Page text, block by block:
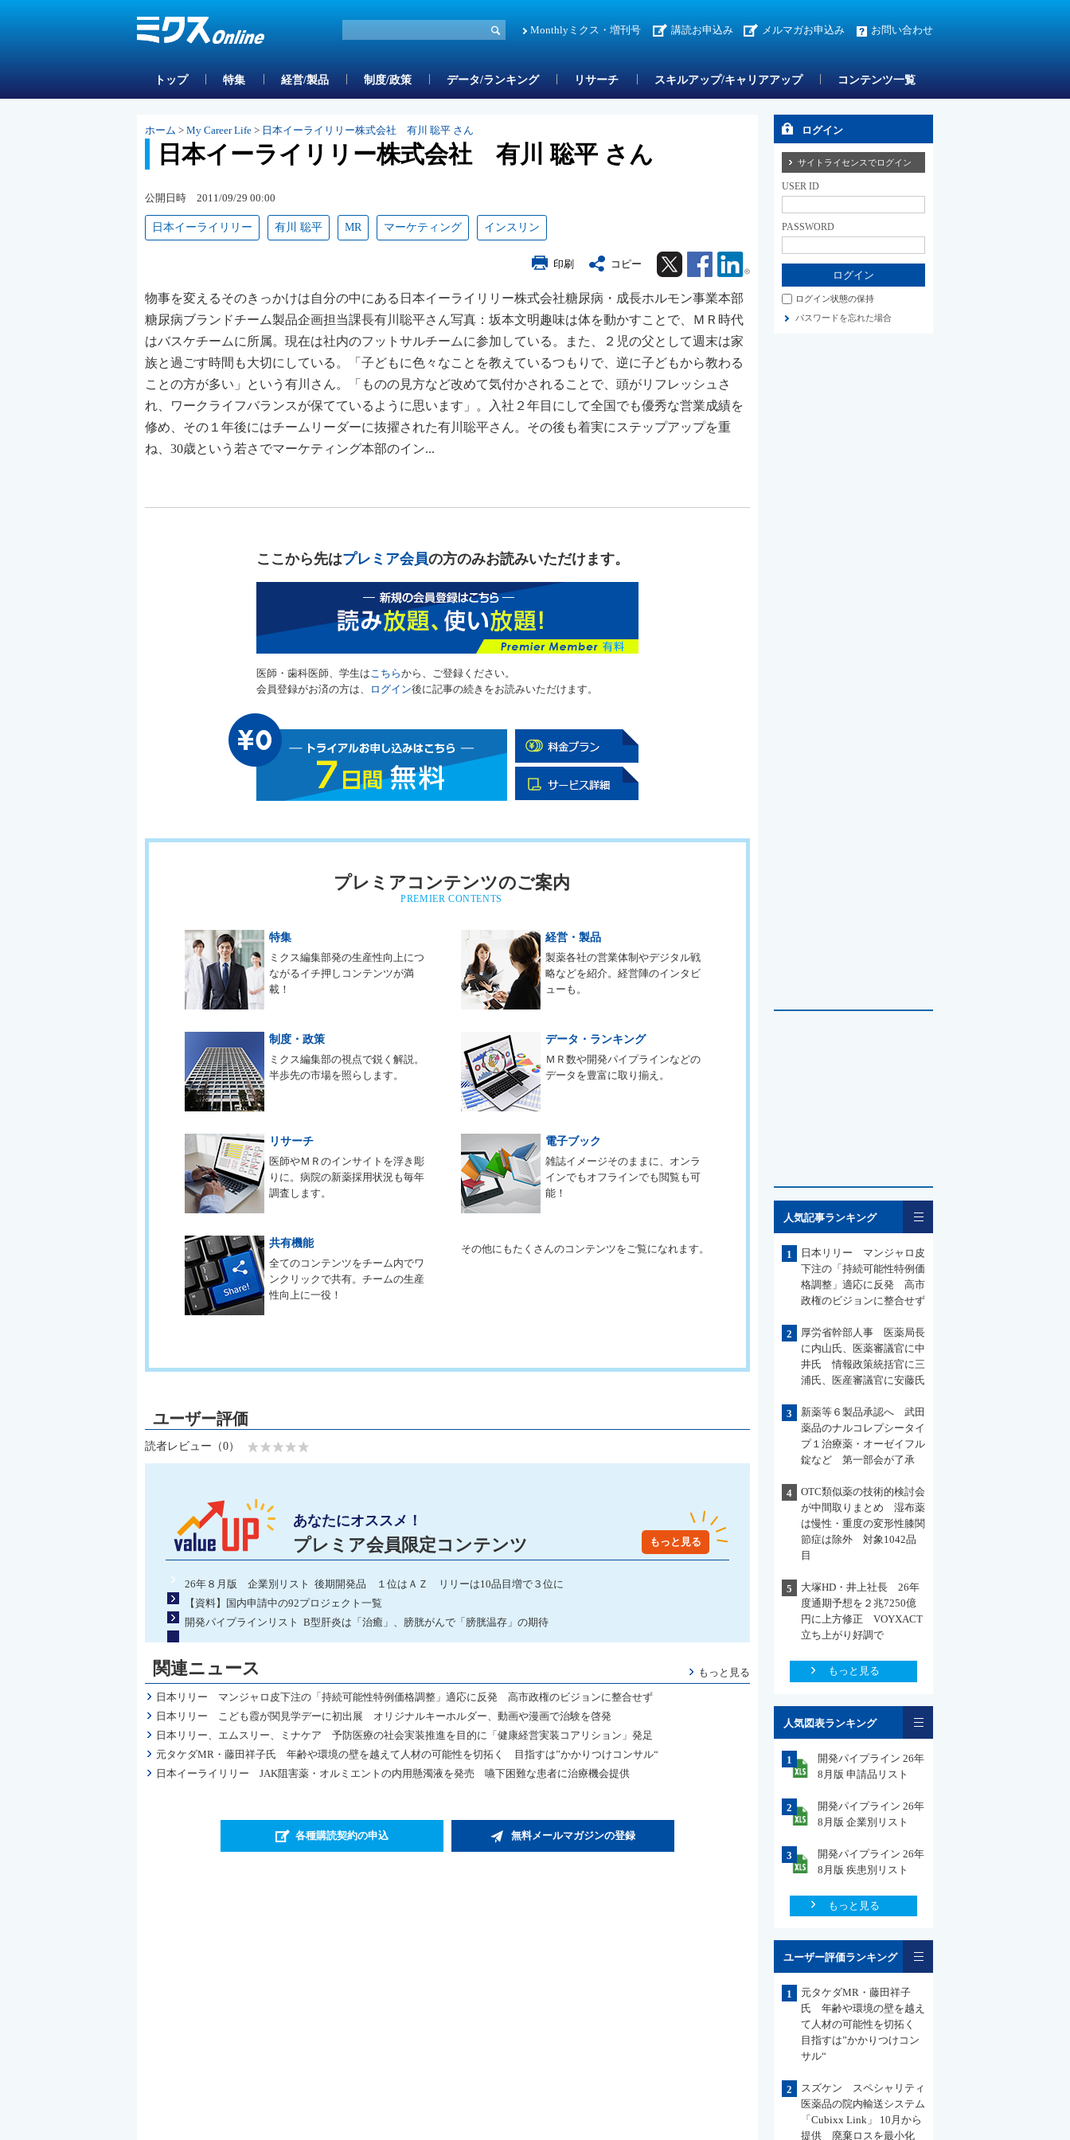
Monthlyミクス・増刊号 講読お申込み メルマガお申込み お問い合わせ
トップ 特集 経営/製品 制度/政策 データ/ランキング リサーチ スキルアップ/キャリアアップ コンテンツ一覧
ホーム > My Career Life > 日本イーライリリー株式会社 有川 聡平 さん
日本イーライリリー株式会社 有川 聡平 さん
公開日時 2011/09/29 00:00
日本イーライリリー 有川 聡平 MR マーケティング インスリン
印刷 コピー Twitter Facebook
物事を変えるそのきっかけは自分の中にある日本イーライリリー株式会社糖尿病・成長ホルモン事業本部
糖尿病ブランドチーム製品企画担当課長有川聡平さん写真：坂本文明趣味は体を動かすことで、ＭＲ時代
はバスケチームに所属。現在は社内のフットサルチームに参加している。また、２児の父として週末は家
族と過ごす時間も大切にしている。「子どもに色々なことを教えているつもりで、逆に子どもから教わる
ことの方が多い」という有川さん。「ものの見方など改めて気付かされることで、頭がリフレッシュさ
れ、ワークライフバランスが保てているように思います」。入社２年目にして全国でも優秀な営業成績を
修め、その１年後にはチームリーダーに抜擢された有川聡平さん。その後も着実にステップアップを重
ね、30歳という若さでマーケティング本部のイン...
ここから先はプレミア会員の方のみお読みいただけます。
医師・歯科医師、学生は こちらから、ご登録ください。
会員登録がお済の方は、
ログイン後に記事の続きをお読みいただけます。
プレミアコンテンツのご案内
PREMIER CONTENTS
特集
ミクス編集部発の生産性向上につ
ながるイチ押しコンテンツが満
載！
経営・製品
製薬各社の営業体制やデジタル戦
略などを紹介。経営陣のインタビ
ューも。
制度・政策
ミクス編集部の視点で鋭く解説。
半歩先の市場を照らします。
データ・ランキング
ＭＲ数や開発パイプラインなどの
データを豊富に取り揃え。
リサーチ
医師やＭＲのインサイトを浮き彫
りに。病院の新薬採用状況も毎年
調査します。
電子ブック
雑誌イメージそのままに、オンラ
インでもオフラインでも閲覧も可
能！
共有機能
全てのコンテンツをチーム内でワ
ンクリックで共有。チームの生産
性向上に一役！
その他にもたくさんのコンテンツをご覧になれます。
読者レビュー（0）
あなたにオススメ！
プレミア会員限定コンテンツ もっと見る
26年８月版 企業別リスト 後期開発品 １位はＡＺ リリーは10品目増で３位に
【資料】国内申請中の92プロジェクト一覧
開発パイプラインリスト B型肝炎は「治癒」、膀胱がんで「膀胱温存」の期待
関連ニュース もっと見る
日本リリー マンジャロ皮下注の「持続可能性特例価格調整」適応に反発 高市政権のビジョンに整合せず
日本リリー こども霞が関見学デーに初出展 オリジナルキーホルダー、動画や漫画で治験を啓発
日本リリー、エムスリー、ミナケア 予防医療の社会実装推進を目的に「健康経営実装コアリション」発足
元タケダMR・藤田祥子氏 年齢や環境の壁を越えて人材の可能性を切拓く 目指すは”かかりつけコンサル“
日本イーライリリー JAK阻害薬・オルミエントの内用懸濁液を発売 嚥下困難な患者に治療機会提供
各種購読契約の申込 無料メールマガジンの登録
ログイン
サイトライセンスでログイン
USER ID
PASSWORD
ログイン状態の保持
パスワードを忘れた場合
人気記事ランキング
1
日本リリー マンジャロ皮
下注の「持続可能性特例価
格調整」適応に反発 高市
政権のビジョンに整合せず
2
厚労省幹部人事 医薬局長
に内山氏、医薬審議官に中
井氏 情報政策統括官に三
浦氏、医産審議官に安藤氏
3
新薬等６製品承認へ 武田
薬品のナルコレプシータイ
プ１治療薬・オーゼイフル
錠など 第一部会が了承
4
OTC類似薬の技術的検討会
が中間取りまとめ 湿布薬
は慢性・重度の変形性膝関
節症は除外 対象1042品
目
5
大塚HD・井上社長 26年
度通期予想を２兆7250億
円に上方修正 VOYXACT
立ち上がり好調で
もっと見る
人気図表ランキング
1
開発パイプライン 26年
8月版 申請品リスト
2
開発パイプライン 26年
8月版 企業別リスト
3
開発パイプライン 26年
8月版 疾患別リスト
もっと見る
ユーザー評価ランキング
1
元タケダMR・藤田祥子
氏 年齢や環境の壁を越え
て人材の可能性を切拓く
目指すは”かかりつけコン
サル“
2
スズケン スペシャリティ
医薬品の院内輸送システム
「Cubixx Link」 10月から
提供 廃棄ロスを最小化